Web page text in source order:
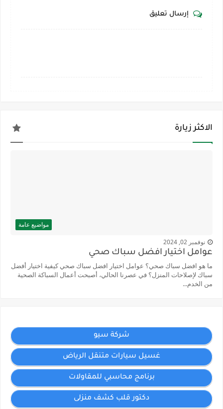
إرسال تعليق
الاكثر زيارة
مواضيع عامة
نوفمبر 02, 2024
عوامل اختيار افضل سباك صحي
ما هو افضل سباك صحي؟ عوامل اختيار افضل سباك صحي كيفية اختيار أفضل
سباك لإصلاحات المنزل؟ في عصرنا الحالي، أصبحت أعمال السباكة الصحية
من الخدم...
شركة سيو
غسيل سيارات متنقل الرياض
برنامج محاسبي للمقاولات
دكتور قلب كشف منزلى